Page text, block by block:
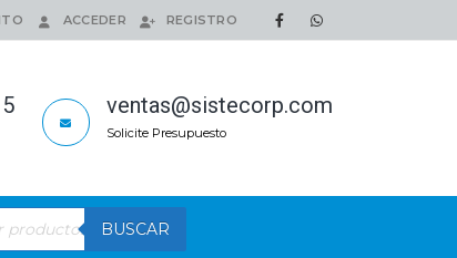
ACCEDER REGISTRO
ventas@sistecorp.com
Solicite Presupuesto
BUSCAR